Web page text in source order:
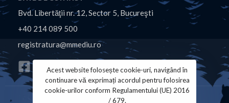
Bvd. Libertăţii nr. 12, Sector 5, Bucureşti
+40 214 089 500
registratura@mmediu.ro
Acest website folosește cookie-uri, navigând în
continuare vă exprimați acordul pentru folosirea
cookie-urilor conform Regulamentului (UE) 2016
/ 679.